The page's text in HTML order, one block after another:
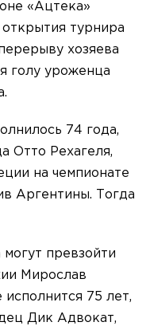
«Ацтека»
турнира
хозяева
голу уроженца
74 года,
Отто Рехагеля,
на чемпионате
Аргентины. Тогда
превзойти
Мирослав
75 лет,
Дик Адвокат,